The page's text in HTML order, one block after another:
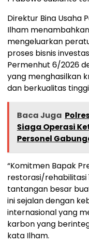
Direktur Bina Usaha
Ilham
mengeluarkan
proses bisnis
Permenhut 6/2026
yang menghasilkan
dan berkualitas
Baca Juga
Siaga Operasi
Personel
“Komitmen Bapak
restorasi/rehabilitasi
tantangan besar
ini sejalan dengan
internasional yang
karbon yang
kata Ilham.